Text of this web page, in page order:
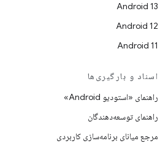
Android 13
Android 12
Android 11
اسناد و بارگیری‌ها
راهنمای «استودیو Android»
راهنمای توسعه‌دهندگان
مرجع میانای برنامه‌سازی کاربردی